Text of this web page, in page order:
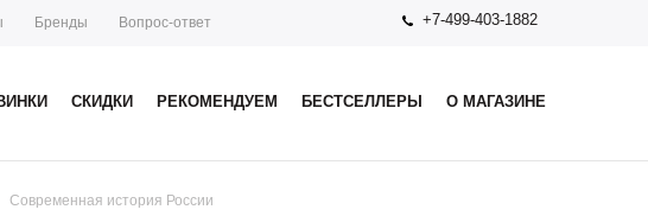
Бренды Вопрос-ответ +7-499-403-1882
СКИДКИ РЕКОМЕНДУЕМ БЕСТСЕЛЛЕРЫ О МАГАЗИНЕ
Современная история России